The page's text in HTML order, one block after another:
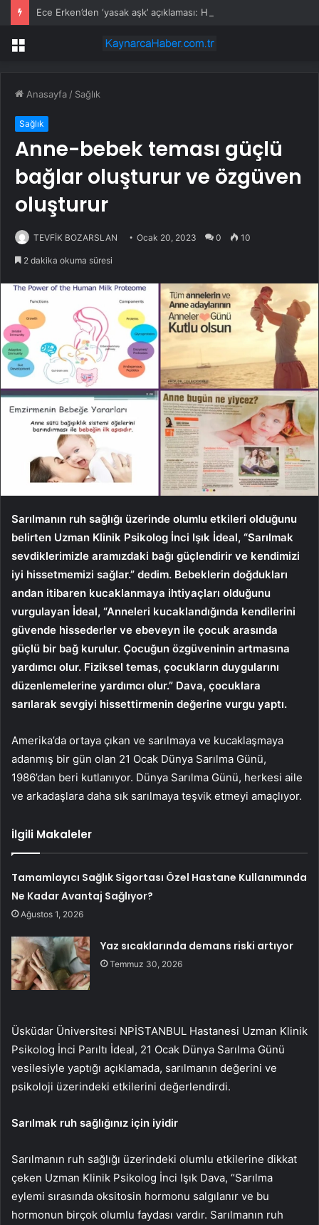
Menü
Anasayfa / Sağlık
Sağlık
Anne-bebek teması güçlü
bağlar oluşturur ve özgüven
oluşturur
TEVFİK BOZARSLAN Ocak 20, 2023 0 10
2 dakika okuma süresi
Sarılmanın ruh sağlığı üzerinde olumlu etkileri olduğunu
belirten Uzman Klinik Psikolog İnci Işık İdeal, “Sarılmak
sevdiklerimizle aramızdaki bağı güçlendirir ve kendimizi
iyi hissetmemizi sağlar.” dedim. Bebeklerin doğdukları
andan itibaren kucaklanmaya ihtiyaçları olduğunu
vurgulayan İdeal, “Anneleri kucaklandığında kendilerini
güvende hissederler ve ebeveyn ile çocuk arasında
güçlü bir bağ kurulur. Çocuğun özgüveninin artmasına
yardımcı olur. Fiziksel temas, çocukların duygularını
düzenlemelerine yardımcı olur.” Dava, çocuklara
sarılarak sevgiyi hissettirmenin değerine vurgu yaptı.
Amerika’da ortaya çıkan ve sarılmaya ve kucaklaşmaya
adanmış bir gün olan 21 Ocak Dünya Sarılma Günü,
1986’dan beri kutlanıyor. Dünya Sarılma Günü, herkesi aile
ve arkadaşlara daha sık sarılmaya teşvik etmeyi amaçlıyor.
İlgili Makaleler
Tamamlayıcı Sağlık Sigortası Özel Hastane Kullanımında
Ne Kadar Avantaj Sağlıyor?
Ağustos 1, 2026
Yaz sıcaklarında demans riski artıyor
Temmuz 30, 2026
Üsküdar Üniversitesi NPİSTANBUL Hastanesi Uzman Klinik
Psikolog İnci Parıltı İdeal, 21 Ocak Dünya Sarılma Günü
vesilesiyle yaptığı açıklamada, sarılmanın değerini ve
psikoloji üzerindeki etkilerini değerlendirdi.
Sarılmak ruh sağlığınız için iyidir
Sarılmanın ruh sağlığı üzerindeki olumlu etkilerine dikkat
çeken Uzman Klinik Psikolog İnci Işık Dava, “Sarılma
eylemi sırasında oksitosin hormonu salgılanır ve bu
hormonun birçok olumlu faydası vardır. Sarılmanın ruh